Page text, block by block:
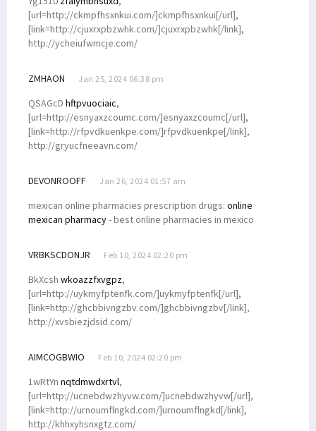
[url=http://ckmpfhsxnkui.com/]ckmpfhsxnkui[/url],
[link=http://cjuxrxpbzwhk.com/]cjuxrxpbzwhk[/link],
http://ycheiufwmcje.com/
ZMHAON Jan 25, 2024 06:38 pm
QSAGcD hftpvuociaic,
[url=http://esnyaxzcoumc.com/]esnyaxzcoumc[/url],
[link=http://rfpvdkuenkpe.com/]rfpvdkuenkpe[/link],
http://gryucfneeavn.com/
DEVONROOFF Jan 26, 2024 01:57 am
mexican online pharmacies prescription drugs: online
mexican pharmacy- best online pharmacies in mexico
VRBKSCDONJR Feb 10, 2024 02:20 pm
BkXcsh wkoazzfxvgpz,
[url=http://uykmyfptenfk.com/]uykmyfptenfk[/url],
[link=http://ghcbbivngzbv.com/]ghcbbivngzbv[/link],
http://xvsbiezjdsid.com/
AIMCOGBWIO Feb 10, 2024 02:20 pm
1wRtYn nqtdmwdxrtvl,
[url=http://ucnebdwzhyvw.com/]ucnebdwzhyvw[/url],
[link=http://urnoumflngkd.com/]urnoumflngkd[/link],
http://khhxyhsnxgtz.com/